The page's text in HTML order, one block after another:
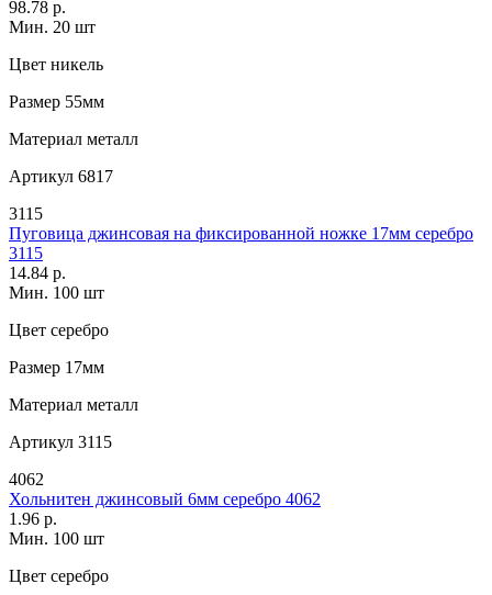
98.78 р.
Мин. 20 шт
Цвет никель
Размер 55мм
Материал металл
Артикул 6817
3115
Пуговица джинсовая на фиксированной ножке 17мм серебро
3115
14.84 р.
Мин. 100 шт
Цвет серебро
Размер 17мм
Материал металл
Артикул 3115
4062
Хольнитен джинсовый 6мм серебро 4062
1.96 р.
Мин. 100 шт
Цвет серебро